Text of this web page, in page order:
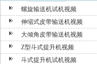
螺旋输送机试机视频
伸缩式皮带输送机视频
大倾角皮带输送机视频
Z型斗式提升机视频
斗式提升机试机视频